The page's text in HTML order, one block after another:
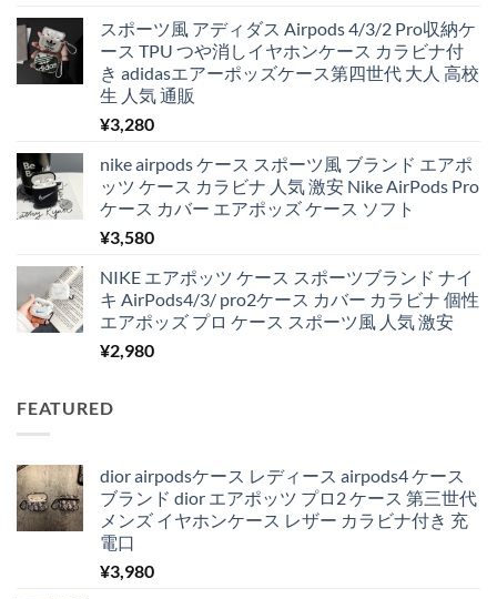
スポーツ風 アディダス Airpods 4/3/2 Pro収納ケ
ース TPU つや消しイヤホンケース カラビナ付
き adidasエアーポッズケース第四世代 大人 高校
生 人気 通販
¥3,280
nike airpods ケース スポーツ風 ブランド エアポ
ッツ ケース カラビナ 人気 激安 Nike AirPods Pro
ケース カバー エアポッズ ケース ソフト
¥3,580
NIKE エアポッツ ケース スポーツブランド ナイ
キ AirPods4/3/ pro2ケース カバー カラビナ 個性
エアポッズ プロ ケース スポーツ風 人気 激安
¥2,980
FEATURED
dior airpodsケース レディース airpods4 ケース
ブランド dior エアポッツ プロ2 ケース 第三世代
メンズ イヤホンケース レザー カラビナ付き 充
電口
¥3,980